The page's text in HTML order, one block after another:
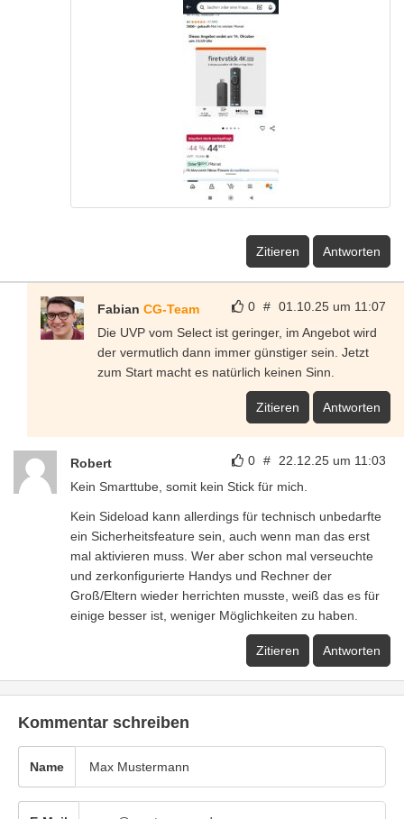
Zitieren Antworten
0 # 01.10.25 um 11:07
Fabian CG-Team
Die UVP vom Select ist geringer, im Angebot wird
der vermutlich dann immer günstiger sein. Jetzt
zum Start macht es natürlich keinen Sinn.
Zitieren Antworten
0 # 22.12.25 um 11:03
Robert
Kein Smarttube, somit kein Stick für mich.
Kein Sideload kann allerdings für technisch unbedarfte
ein Sicherheitsfeature sein, auch wenn man das erst
mal aktivieren muss. Wer aber schon mal verseuchte
und zerkonfigurierte Handys und Rechner der
Groß/Eltern wieder herrichten musste, weiß das es für
einige besser ist, weniger Möglichkeiten zu haben.
Zitieren Antworten
Kommentar schreiben
Name